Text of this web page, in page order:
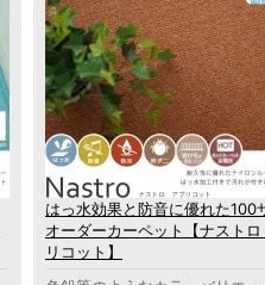
はっ水効果と防音に優れた100
オーダーカーペット【ナスト
リコット】